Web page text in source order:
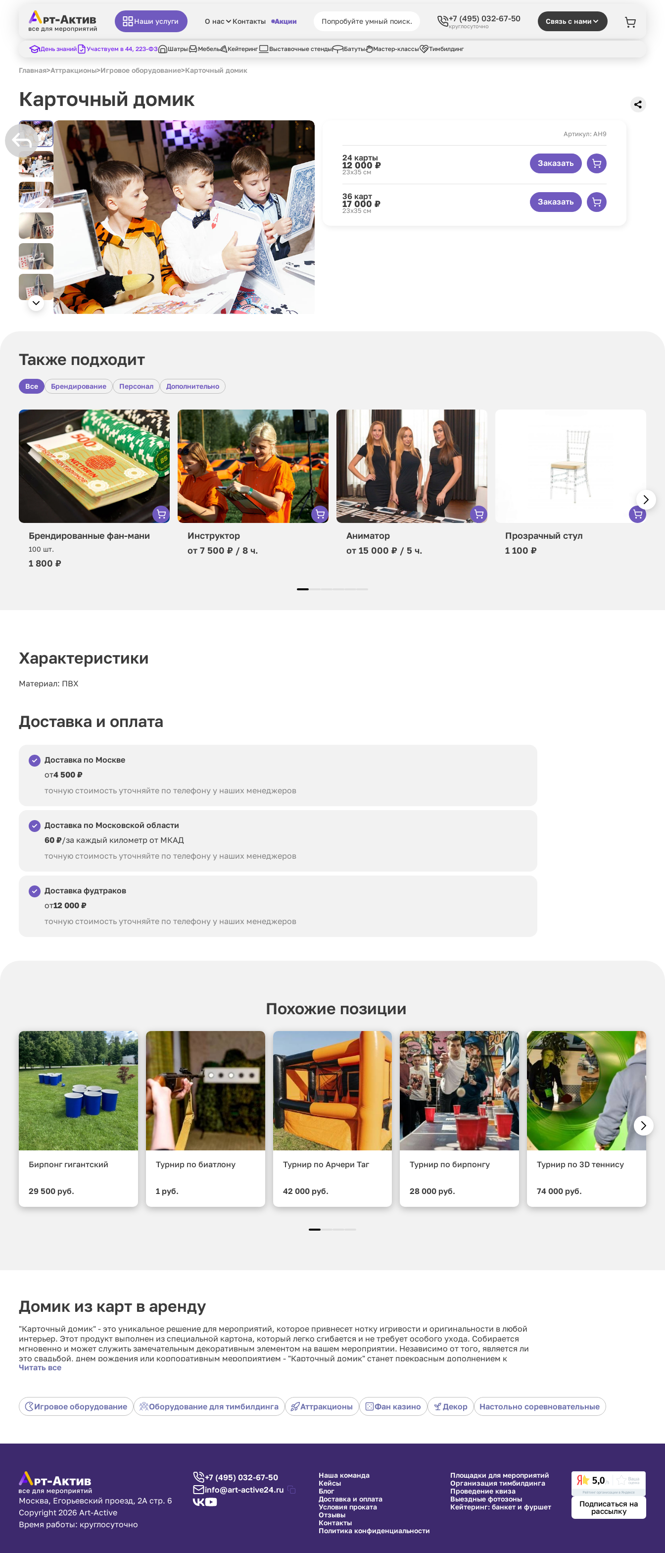
Наши услуги О нас Контакты Акции +7 (495) 032-67-50
круглосуточно
Связь с нами
День знаний Участвуем в 44, 223-ФЗ Шатры Мебель Кейтеринг Выставочные стенды Батуты Мастер-классы Тимбилдинг
Главная>Аттракционы>Игровое оборудование>Карточный домик
Карточный домик
Артикул: AH9
24 карты
12 000 ₽
23х35 см
Заказать
36 карт
17 000 ₽
23х35 см
Заказать
Также подходит
Все Брендирование Персонал Дополнительно
Брендированные фан-мани
100 шт.
1 800 ₽
Инструктор
от 7 500 ₽ / 8 ч.
Аниматор
от 15 000 ₽ / 5 ч.
Прозрачный стул
1 100 ₽
Характеристики
Материал: ПВХ
Доставка и оплата
Доставка по Москве
от4 500 ₽
точную стоимость уточняйте по телефону у наших менеджеров
Доставка по Московской области
60 ₽/за каждый километр от МКАД
точную стоимость уточняйте по телефону у наших менеджеров
Доставка фудтраков
от12 000 ₽
точную стоимость уточняйте по телефону у наших менеджеров
Похожие позиции
Бирпонг гигантский
29 500 руб.
Турнир по биатлону
1 руб.
Турнир по Арчери Таг
42 000 руб.
Турнир по бирпонгу
28 000 руб.
Турнир по 3D теннису
74 000 руб.
Домик из карт в аренду
"Карточный домик" - это уникальное решение для мероприятий, которое привнесет нотку игривости и оригинальности в любой
интерьер. Этот продукт выполнен из специальной картона, который легко сгибается и не требует особого ухода. Собирается
мгновенно и может служить замечательным декоративным элементом на вашем мероприятии. Независимо от того, является ли
это свадьбой, днем рождения или корпоративным мероприятием - "Карточный домик" станет прекрасным дополнением к
любому стилю и тематике. Он привнесет атмосферу игривости и удивительной красоты, а гости будут в восторге от такого
Читать все
Игровое оборудование Оборудование для тимбилдинга Аттракционы Фан казино Декор Настольно соревновательные
Москва, Егорьевский проезд, 2А стр. 6
Copyright 2026 Art-Active
Время работы: круглосуточно
+7 (495) 032-67-50
info@art-active24.ru
Наша команда
Кейсы
Блог
Доставка и оплата
Условия проката
Отзывы
Контакты
Политика конфиденциальности
Площадки для мероприятий
Организация тимбилдинга
Проведение квиза
Выездные фотозоны
Кейтеринг: банкет и фуршет
Подписаться на
рассылку